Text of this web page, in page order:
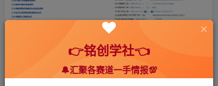
首页 🍻会员专享 🆓网创项目 正文
👉铭创学社👈
🔔汇聚各赛道一手情报💯